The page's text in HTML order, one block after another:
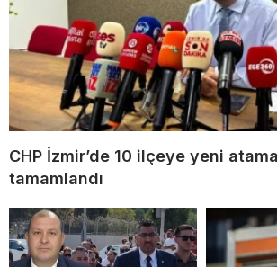
CHP İzmir’de 10 ilçeye yeni
tamamlandı